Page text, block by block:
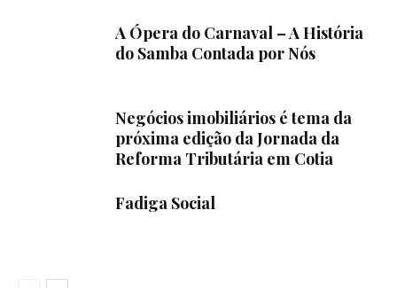
A Ópera do Carnaval – A História
do Samba Contada por Nós
Negócios imobiliários é tema da
próxima edição da Jornada da
Reforma Tributária em Cotia
Fadiga Social